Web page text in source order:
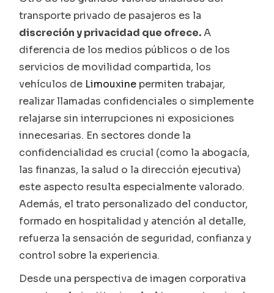
transporte privado de pasajeros es la
discreción y privacidad que ofrece.A
diferencia de los medios públicos o de los
servicios de movilidad compartida, los
vehículos de Limouxine permiten trabajar,
realizar llamadas confidenciales o simplemente
relajarse sin interrupciones ni exposiciones
innecesarias. En sectores donde la
confidencialidad es crucial (como la abogacía,
las finanzas, la salud o la dirección ejecutiva)
este aspecto resulta especialmente valorado.
Además, el trato personalizado del conductor,
formado en hospitalidad y atención al detalle,
refuerza la sensación de seguridad, confianza y
control sobre la experiencia.
Desde una perspectiva de imagen corporativa